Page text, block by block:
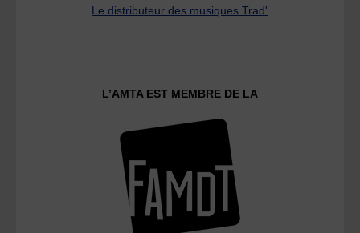
Le distributeur des musiques Trad'
L’AMTA EST MEMBRE DE LA